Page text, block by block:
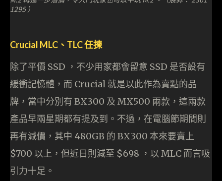
1295 ）
Crucial MLC、TLC 任揀
除了平價 SSD ，不少用家都會留意 SSD 是否設有
緩衝記憶體，而 Crucial 就是以此作為賣點的品
牌，當中分別有 BX300 及 MX500 兩款，這兩款
產品早兩星期都有提及到。不過，在電腦節期間則
再有減價，其中 480GB 的 BX300 本來要賣上
$700 以上，但近日則減至 $698 ，以 MLC 而言吸
引力十足。